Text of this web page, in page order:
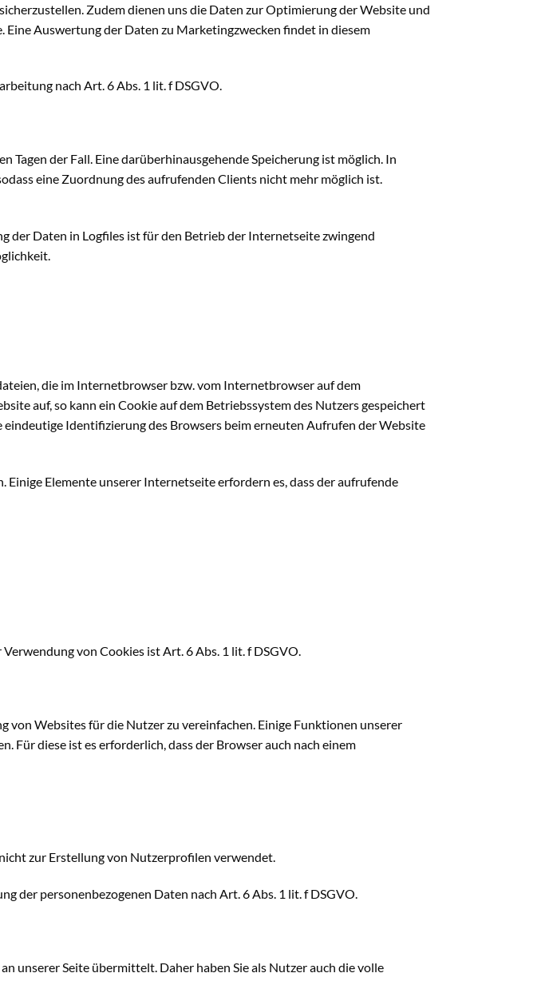
Zudem dienen uns die Daten zur Optimierung der Website und
Auswertung der Daten zu Marketingzwecken findet in diesem
nach Art. 6 Abs. 1 lit. f DSGVO.
Tagen der Fall. Eine darüberhinausgehende Speicherung ist möglich. In
eine Zuordnung des aufrufenden Clients nicht mehr möglich ist.
der Daten in Logfiles ist für den Betrieb der Internetseite zwingend
die im Internetbrowser bzw. vom Internetbrowser auf dem
auf, so kann ein Cookie auf dem Betriebssystem des Nutzers gespeichert
Identifizierung des Browsers beim erneuten Aufrufen der Website
Elemente unserer Internetseite erfordern es, dass der aufrufende
von Cookies ist Art. 6 Abs. 1 lit. f DSGVO.
Websites für die Nutzer zu vereinfachen. Einige Funktionen unserer
Für diese ist es erforderlich, dass der Browser auch nach einem
zur Erstellung von Nutzerprofilen verwendet.
der personenbezogenen Daten nach Art. 6 Abs. 1 lit. f DSGVO.
unserer Seite übermittelt. Daher haben Sie als Nutzer auch die volle